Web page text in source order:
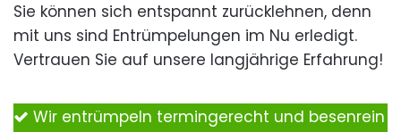
Sie können sich entspannt zurücklehnen, denn
mit uns sind Entrümpelungen im Nu erledigt.
Vertrauen Sie auf unsere langjährige Erfahrung!
Wir entrümpeln termingerecht und besenrein